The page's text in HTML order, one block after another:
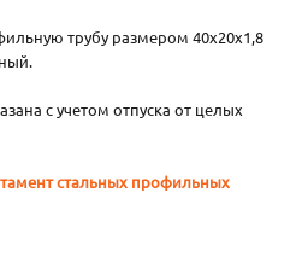
трубу размером 40х20х1,8
с учетом отпуска от целых
стальных профильных